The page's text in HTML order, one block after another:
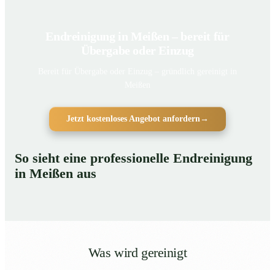
Jetzt kostenloses Angebot anfordern →
So sieht eine professionelle Endreinigung
in Meißen aus
Was wird gereinigt